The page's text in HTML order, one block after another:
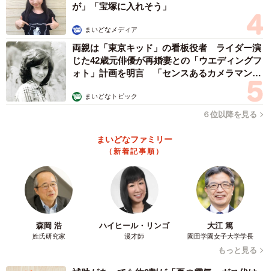
が」「宝塚に入れそう」
まいどなメディア
両親は「東京キッド」の看板役者 ライダー演
じた42歳元俳優が再婚妻との「ウエディングフ
ォト」計画を明言 「センスあるカメラマン求
まいどなトピック
６位以降を見る
まいどなファミリー
（新着記事順）
森岡 浩
姓氏研究家
ハイヒール・リンゴ
漫才師
大江 篤
園田学園女子大学学長
もっと見る